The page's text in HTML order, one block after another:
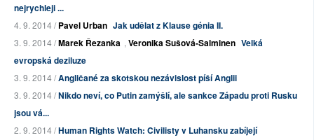
nejrychleji ...
4. 9. 2014 /Pavel Urban Jak udělat z Klause génia II.
3. 9. 2014 /Marek Řezanka , Veronika Sušová-Salminen Velká
evropská deziluze
3. 9. 2014 /Angličané za skotskou nezávislost píší Anglii
3. 9. 2014 /Nikdo neví, co Putin zamýšlí, ale sankce Západu proti Rusku
jsou vá...
2. 9. 2014 /Human Rights Watch: Civilisty v Luhansku zabíjejí